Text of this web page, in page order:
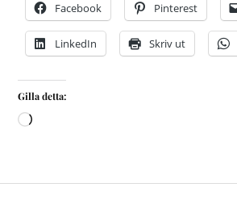
Facebook Pinterest
LinkedIn Skriv ut
Gilla detta: